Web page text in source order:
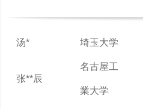
汤* 埼玉大学
张**辰
名古屋工
業大学